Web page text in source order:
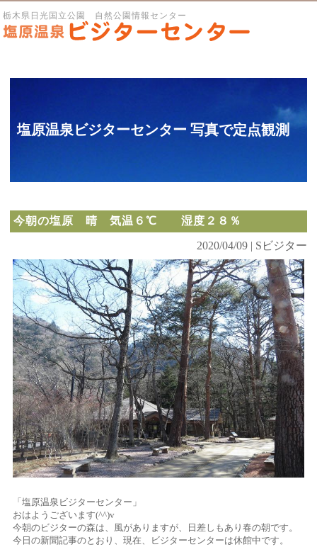
栃木県日光国立公園 自然公園情報センター
塩原温泉ビジターセンター 写真で定点観測
今朝の塩原 晴 気温６℃ 湿度２８％
2020/04/09 | Sビジター
「塩原温泉ビジターセンター」
おはようございます(^^)v
今朝のビジターの森は、風がありますが、日差しもあり春の朝です。
今日の新聞記事のとおり、現在、ビジターセンターは休館中です。